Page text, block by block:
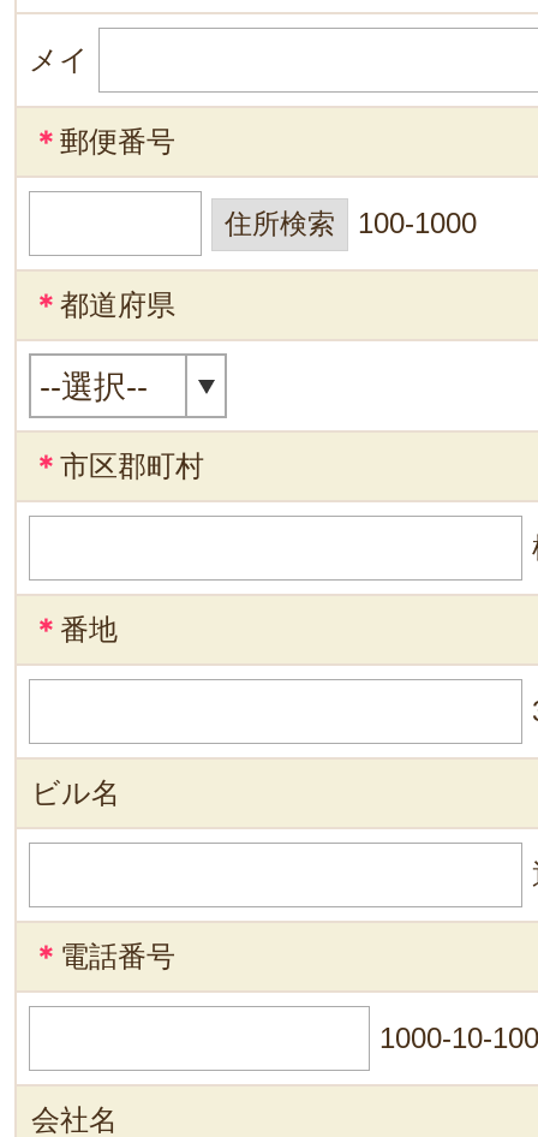
メイ
＊ 郵便番号
100-1000
＊ 都道府県
＊ 市区郡町村
＊ 番地
ビル名
＊ 電話番号
1000-10-
会社名